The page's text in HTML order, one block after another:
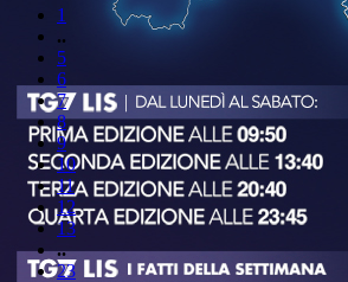
1
..
5
6
7
8
9
10
11
12
13
..
23